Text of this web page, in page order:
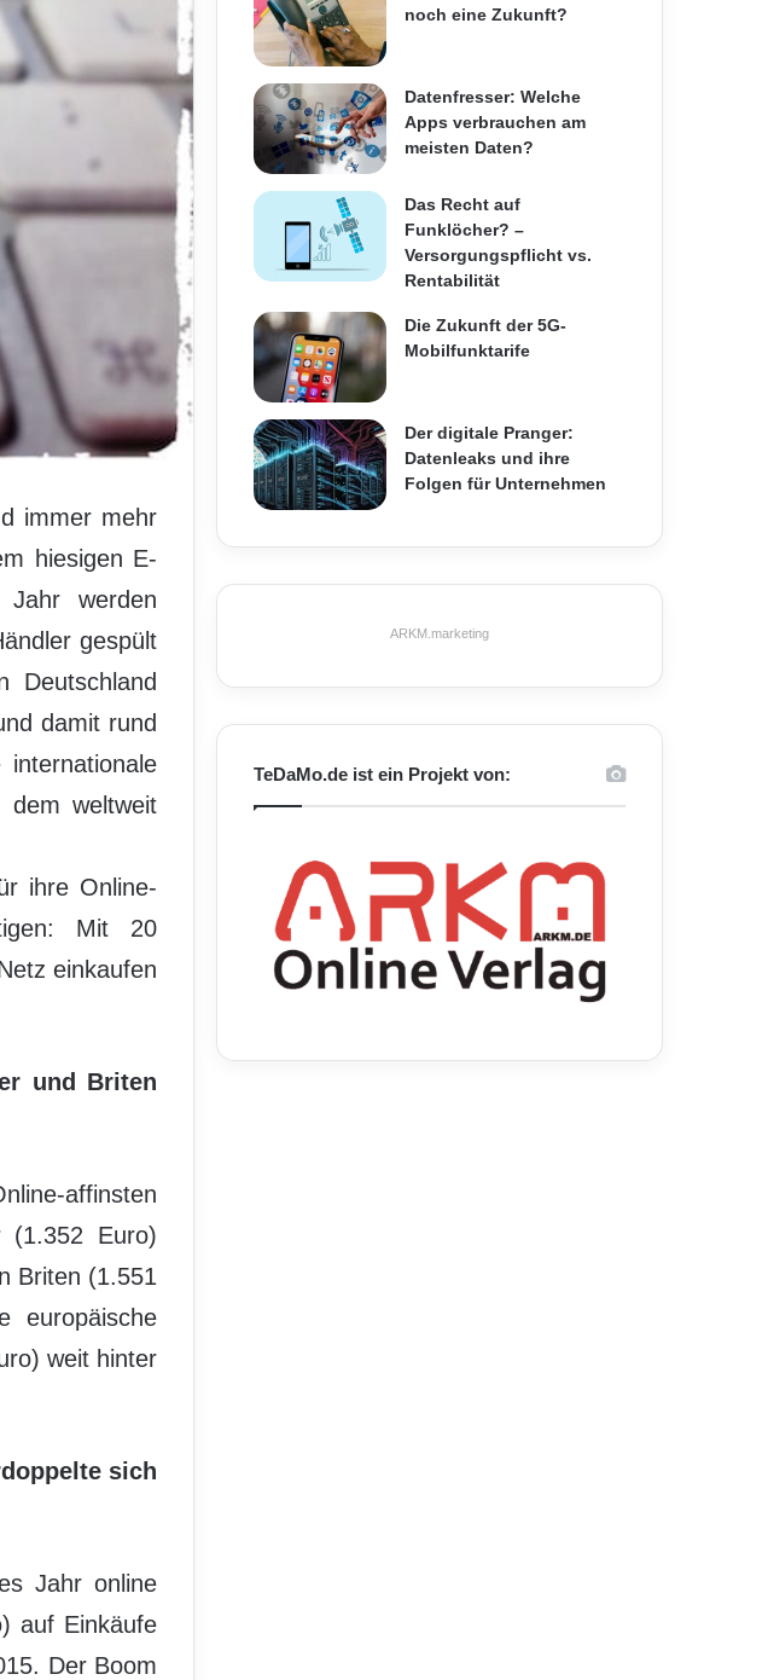
immer mehr
hiesigen E-
werden
gespült
Deutschland
damit rund
dem weltweit
ihre Online-
Mit 20
einkaufen
und Briten
affinsten
(1.352 Euro)
Briten (1.551
europäische
weit hinter
sich
Jahr online
auf Einkäufe
Der Boom
noch eine Zukunft?
Datenfresser: Welche
Apps verbrauchen am
meisten Daten?
Das Recht auf
Funklöcher? –
Versorgungspflicht vs.
Rentabilität
Die Zukunft der 5G-
Mobilfunktarife
Der digitale Pranger:
Datenleaks und ihre
Folgen für Unternehmen
ARKM.marketing
TeDaMo.de ist ein Projekt von: